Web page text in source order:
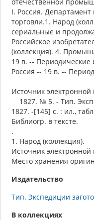
I. Россия.
торговли.1. Народ
сериальные и
Российское
(коллекция). 4.
19 в. -- Периодические
Россия -- 19 в. --
Источник
1827. № 5. - Тип.
1827. -[145] с. : ил.,
Библиогр. в тексте.
.
1. Народ (коллекция).
Источник
Место хранения
Издательство
Тип. Экспедиции
В коллекциях